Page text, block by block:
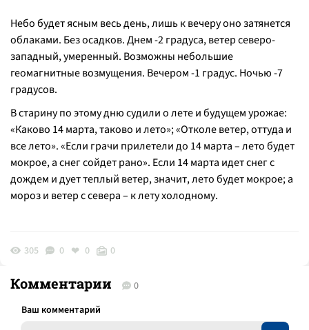
Небо будет ясным весь день, лишь к вечеру оно затянется
облаками. Без осадков. Днем -2 градуса, ветер северо-
западный, умеренный. Возможны небольшие
геомагнитные возмущения. Вечером -1 градус. Ночью -7
градусов.
В старину по этому дню судили о лете и будущем урожае:
«Каково 14 марта, таково и лето»; «Отколе ветер, оттуда и
все лето». «Если грачи прилетели до 14 марта – лето будет
мокрое, а снег сойдет рано». Если 14 марта идет снег с
дождем и дует теплый ветер, значит, лето будет мокрое; а
мороз и ветер с севера – к лету холодному.
305 0 0 0
Комментарии 0